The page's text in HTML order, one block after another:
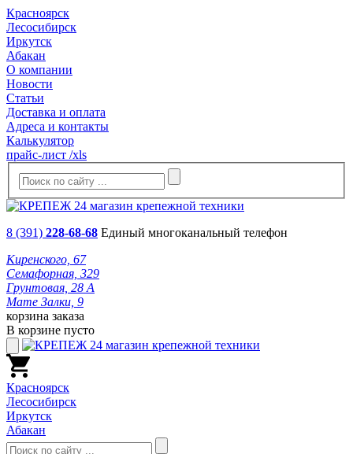
Красноярск
Лесосибирск
Иркутск
Абакан
О компании
Новости
Статьи
Доставка и оплата
Адреса и контакты
Калькулятор
прайс-лист /xls
8 (391) 228-68-68 Единый многоканальный телефон
Киренского, 67
Семафорная, 329
Грунтовая, 28 А
Мате Залки, 9
корзина заказа
В корзине пусто
Красноярск
Лесосибирск
Иркутск
Абакан